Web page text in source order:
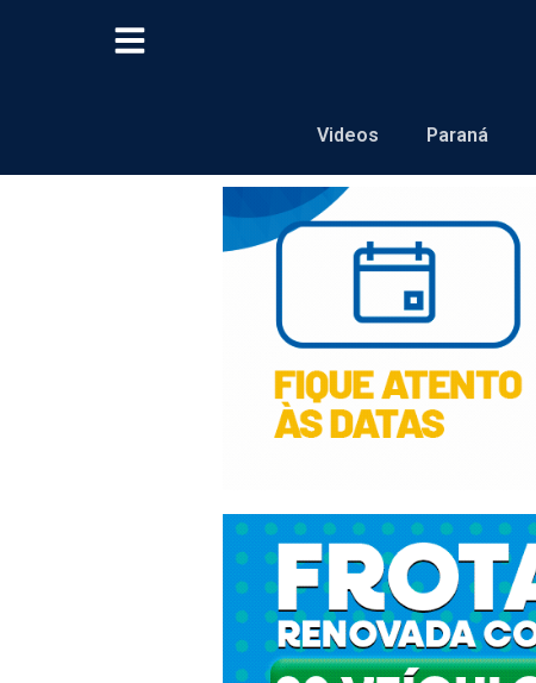
Videos Paraná